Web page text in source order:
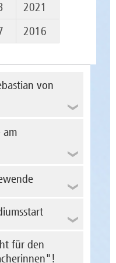
2021
2016
von
2023 ist
und
am
für den